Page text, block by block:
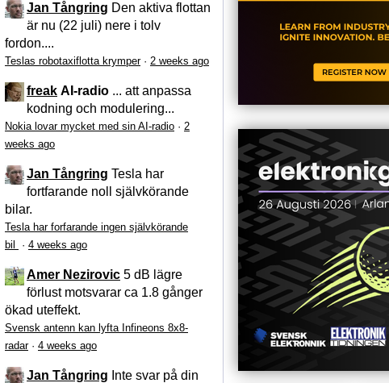
Jan Tångring Den aktiva flottan
är nu (22 juli) nere i tolv
fordon....
Teslas robotaxiflotta krymper· 2 weeks ago
freak AI-radio ... att anpassa
kodning och modulering...
Nokia lovar mycket med sin AI-radio · 2
weeks ago
Jan Tångring Tesla har
fortfarande noll självkörande
bilar.
Tesla har forfarande ingen självkörande
bil
· 4 weeks ago
Amer Nezirovic 5 dB lägre
förlust motsvarar ca 1.8 gånger
ökad uteffekt.
Svensk antenn kan lyfta Infineons 8x8-
radar· 4 weeks ago
Jan Tångring Inte svar på din